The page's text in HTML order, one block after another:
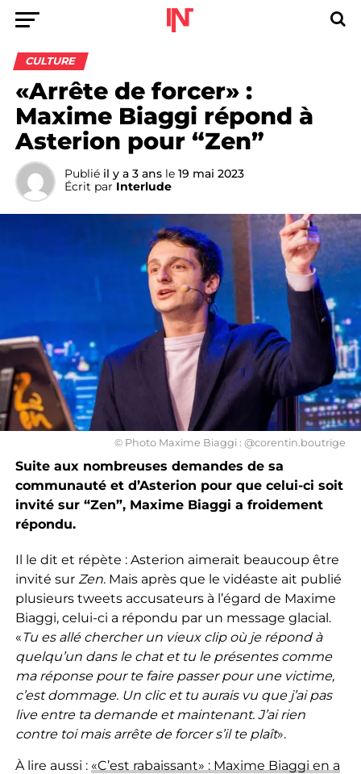
CULTURE
«Arrête de forcer» :
Maxime Biaggi répond à
Asterion pour “Zen”
Publié il y a 3 ans le 19 mai 2023
Écrit par Interlude
© Photo Maxime Biaggi : @corentin.boutrige
Suite aux nombreuses demandes de sa
communauté et d’Asterion pour que celui-ci soit
invité sur “Zen”, Maxime Biaggi a froidement
répondu.
Il le dit et répète : Asterion aimerait beaucoup être
invité sur Zen. Mais après que le vidéaste ait publié
plusieurs tweets accusateurs à l’égard de Maxime
Biaggi, celui-ci a répondu par un message glacial.
«Tu es allé chercher un vieux clip où je répond à
quelqu’un dans le chat et tu le présentes comme
ma réponse pour te faire passer pour une victime,
c’est dommage. Un clic et tu aurais vu que j’ai pas
live entre ta demande et maintenant. J’ai rien
contre toi mais arrête de forcer s’il te plaît».
À lire aussi : «C’est rabaissant» : Maxime Biaggi en a